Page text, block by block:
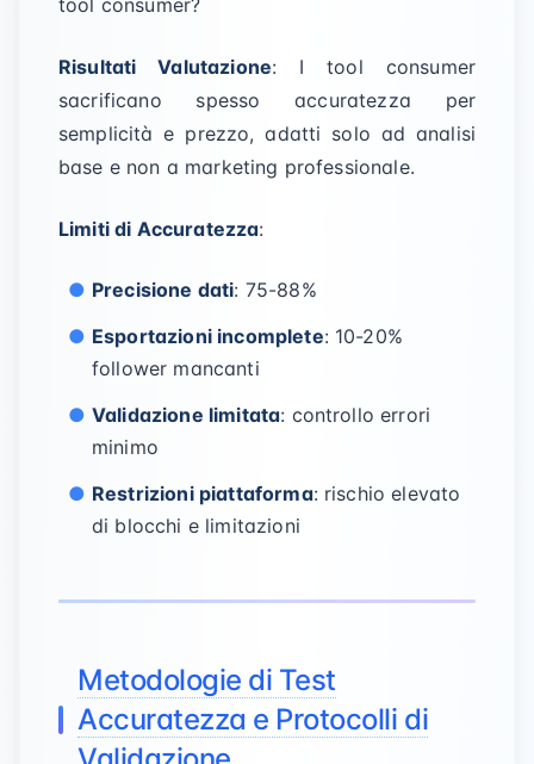
tool consumer?
Risultati Valutazione: I tool consumer
sacrificano spesso accuratezza per
semplicità e prezzo, adatti solo ad analisi
base e non a marketing professionale.
Limiti di Accuratezza:
Precisione dati: 75-88%
Esportazioni incomplete: 10-20%
follower mancanti
Validazione limitata: controllo errori
minimo
Restrizioni piattaforma: rischio elevato
di blocchi e limitazioni
Metodologie di Test
Accuratezza e Protocolli di